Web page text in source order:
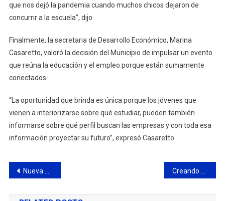
que nos dejó la pandemia cuando muchos chicos dejaron de
concurrir a la escuela”, dijo.
Finalmente, la secretaria de Desarrollo Económico, Marina
Casaretto, valoró la decisión del Municipio de impulsar un evento
que reúna la educación y el empleo porque están sumamente
conectados.
“La oportunidad que brinda es única porque los jóvenes que
vienen a interiorizarse sobre qué estudiar, pueden también
informarse sobre qué perfil buscan las empresas y con toda esa
información proyectar su futuro”, expresó Casaretto.
Navegación
de
Nueva mesa de diálogo político